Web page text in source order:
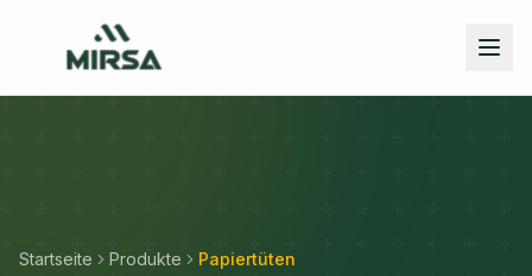
Startseite Produkte Papiertüten